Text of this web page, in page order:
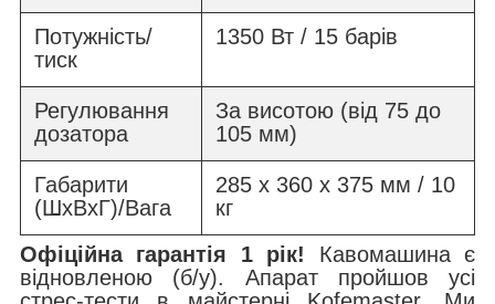
Потужність/
тиск
1350 Вт / 15 барів
Регулювання
дозатора
За висотою (від 75 до
105 мм)
Габарити
(ШхВхГ)/Вага
285 x 360 x 375 мм / 10
кг
Офіційна гарантія 1 рік!
Кавомашина є
відновленою (б/у). Апарат пройшов усі